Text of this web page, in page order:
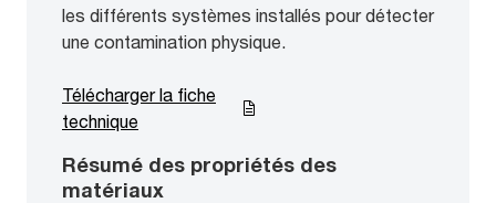
les différents systèmes installés pour détecter
une contamination physique.
Résumé des propriétés des
matériaux
Télécharger la fiche
technique